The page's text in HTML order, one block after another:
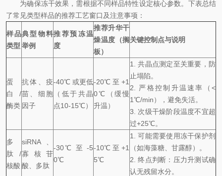
为确保冻干效果，需根据不同样品特性设定核心参数。下表总结
了常见类型样品的推荐工艺窗口及注意事项：
样品
类型
典型物料
举例
推荐预冻温
度
推荐升华干
燥温度（搁
板）
关键控制点与说明
蛋
白/
酶类
抗体、疫
苗、细胞
因子
-40℃ 或更低
（低于共晶
点10-15℃）
-20℃ 至 +1
0℃（缓慢
升温）
1. 共晶点测定至关重要，防
止塌陷。
2. 严格控制升温速率（<
1℃/min），避免失活。
3. 次级干燥阶段温度不宜超
过+25℃。
多
肽/
核酸
siRNA、
寡核苷
酸、多肽
-30℃ 至 -5
0℃
-10℃ 至 +1
5℃
1. 可能需要使用冻干保护剂
（如海藻糖、甘露醇）。
2. 终点判断：压力升测试确
认无残留水分。